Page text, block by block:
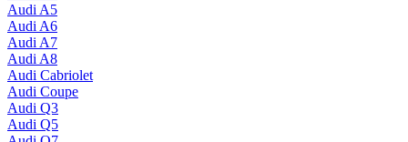
Audi A5
Audi A6
Audi A7
Audi A8
Audi Cabriolet
Audi Coupe
Audi Q3
Audi Q5